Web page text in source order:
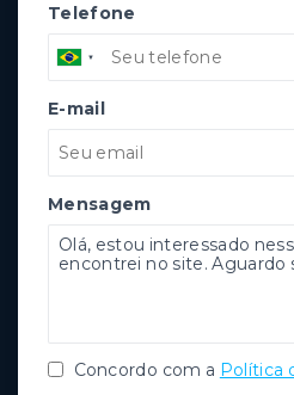
Telefone
E-mail
Mensagem
Concordo com a Política